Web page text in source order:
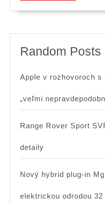
Random Posts
Apple v rozhovoroch s
„veľmi
Range Rover Sport
detaily
Nový hybrid plug-in
elektrickou odrodou